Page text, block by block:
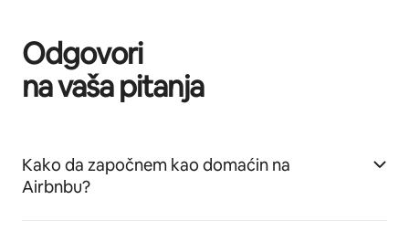
Odgovori
na vaša pitanja
Kako da započnem kao domaćin na
Airbnbu?